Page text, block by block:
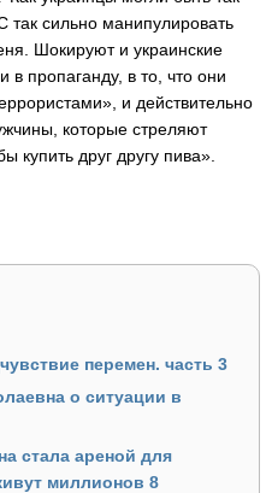
сильно манипулировать
Шокируют и украинские
в пропаганду, в то, что они
и действительно
которые стреляют
купить друг другу пива».
перемен. часть 3
о ситуации в
стала ареной для
миллионов 8